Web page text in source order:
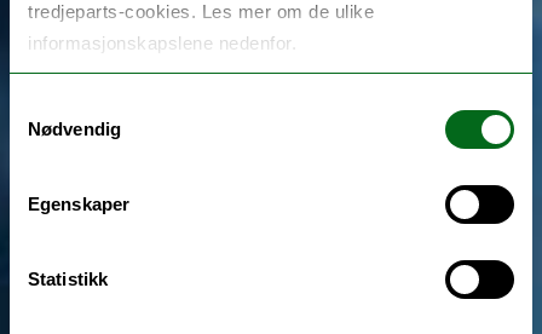
tredjeparts-cookies. Les mer om de ulike
informasjonskapslene nedenfor.
Nødvendig
Egenskaper
Statistikk